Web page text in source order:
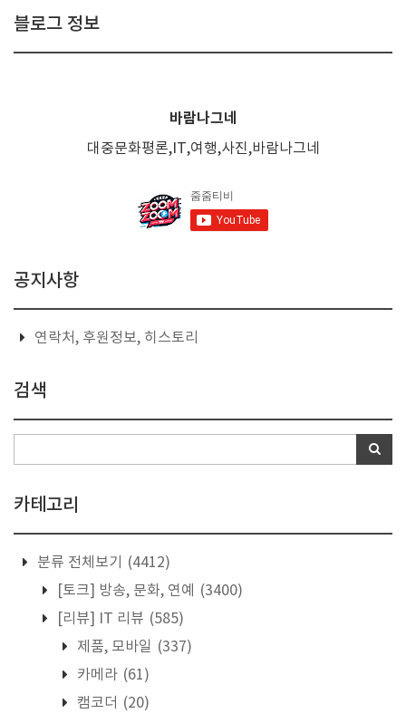
블로그 정보
바람나그네
대중문화평론,IT,여행,사진,바람나그네
공지사항
연락처, 후원정보, 히스토리
검색
카테고리
분류 전체보기
(4412)
[토크] 방송, 문화, 연예
(3400)
[리뷰] IT 리뷰 (585)
제품, 모바일 (337)
카메라 (61)
캠코더 (20)